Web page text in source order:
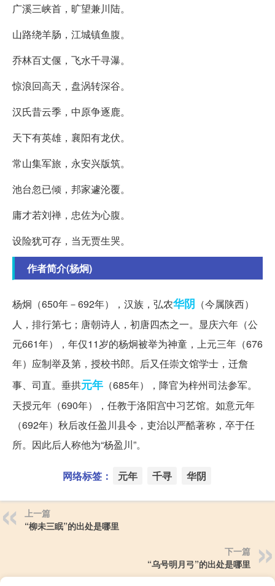
广溪三峡首，旷望兼川陆。
山路绕羊肠，江城镇鱼腹。
乔林百丈偃，飞水千寻瀑。
惊浪回高天，盘涡转深谷。
汉氏昔云季，中原争逐鹿。
天下有英雄，襄阳有龙伏。
常山集军旅，永安兴版筑。
池台忽已倾，邦家遽沦覆。
庸才若刘禅，忠佐为心腹。
设险犹可存，当无贾生哭。
作者简介(杨炯)
杨炯（650年－692年），汉族，弘农华阴 （今属陕西）
人，排行第七；唐朝诗人，初唐四杰之一。显庆六年（公
元661年），年仅11岁的杨炯被举为神童，上元三年（676
年）应制举及第，授校书郎。后又任崇文馆学士，迁詹
事、司直。垂拱元年 （685年），降官为梓州司法参军。
天授元年（690年），任教于洛阳宫中习艺馆。如意元年
（692年）秋后改任盈川县令，吏治以严酷著称，卒于任
所。因此后人称他为“杨盈川”。
网络标签： 元年 千寻 华阴
上一篇
“柳未三眠”的出处是哪里
下一篇
“乌号明月弓”的出处是哪里